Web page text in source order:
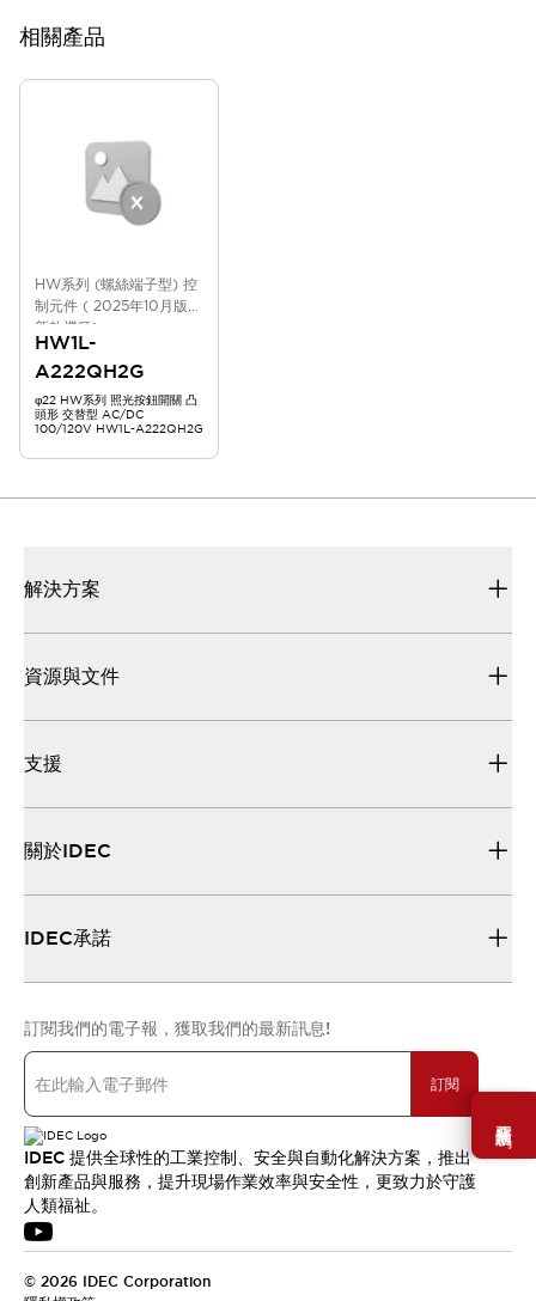
需要幫助嗎？
相關產品
HW系列 (螺絲端子型) 控
制元件 ( 2025年10月版
新款機種)
HW1L-
A222QH2G
φ22 HW系列 照光按鈕開關 凸
頭形 交替型 AC/DC
100/120V HW1L-A222QH2G
解決方案
資源與文件
支援
關於IDEC
IDEC承諾
訂閱我們的電子報，獲取我們的最新訊息!
訂閱
IDEC 提供全球性的工業控制、安全與自動化解決方案，推出
創新產品與服務，提升現場作業效率與安全性，更致力於守護
人類福祉。
© 2026 IDEC Corporation